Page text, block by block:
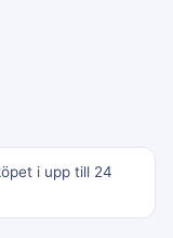
i upp till 24